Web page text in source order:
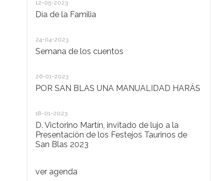
12-05-2023
Día de la Familia
24-04-2023
Semana de los cuentos
26-01-2023
POR SAN BLAS UNA MANUALIDAD HARÁS
18-01-2023
D. Victorino Martín, invitado de lujo a la
Presentación de los Festejos Taurinos de
San Blas 2023
ver agenda